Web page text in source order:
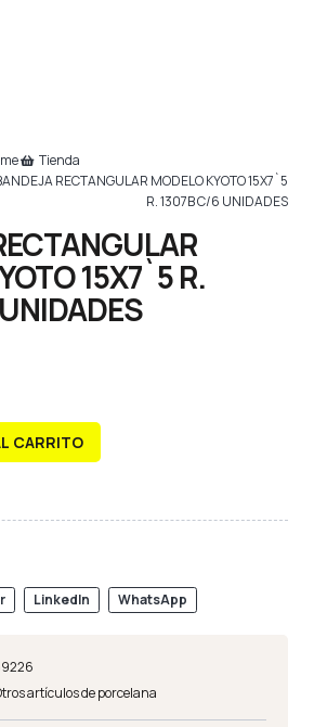
Tienda
RECTANGULAR MODELO KYOTO 15X7`5
R. 1307B C/6 UNIDADES
15X7`5 R.
CARRITO
LinkedIn WhatsApp
artículos de porcelana